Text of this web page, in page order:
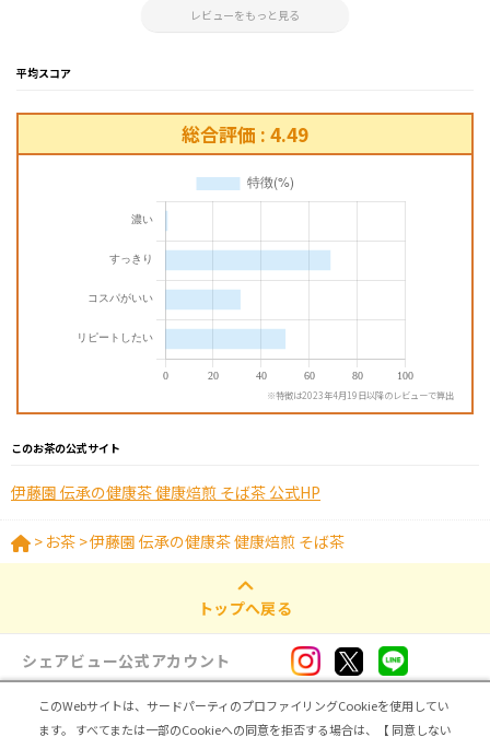
レビューをもっと見る
平均スコア
総合評価 : 4.49
※特徴は2023年4月19日以降のレビューで算出
このお茶の公式サイト
伊藤園 伝承の健康茶 健康焙煎 そば茶 公式HP
> お茶 >伊藤園 伝承の健康茶 健康焙煎 そば茶
トップへ戻る
シェアビュー公式アカウント
ログイン・新規登録
このWebサイトは、サードパーティのプロファイリングCookieを使用してい
ます。
すべてまたは一部のCookieへの同意を拒否する場合は、【 同意しない